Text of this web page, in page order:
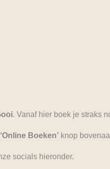
. Vanaf hier boek je straks
‘Online Boeken’ knop
socials hieronder.